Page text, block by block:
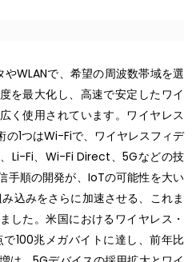
WLANで、希望の周波数帯域を選
を最大化し、高速で安定したワイ
く使用されています。ワイヤレス
の1つはWi-Fiで、ワイヤレスフィデ
Li-Fi、Wi-Fi Direct、5Gなどの技
手順の開発が、IoTの可能性を大い
込みをさらに加速させる、これま
した。米国におけるワイヤレス・
100兆メガバイトに達し、前年比